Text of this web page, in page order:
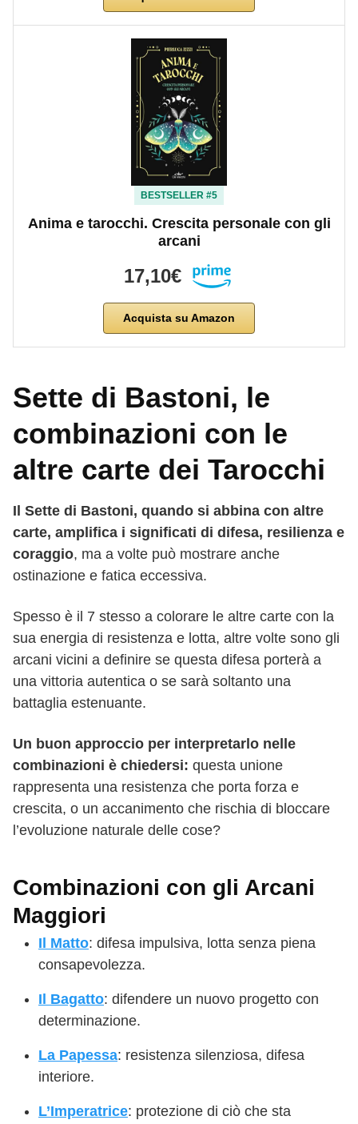
BESTSELLER #5
Anima e tarocchi. Crescita personale con gli
arcani
17,10€
Acquista su Amazon
Sette di Bastoni, le
combinazioni con le
altre carte dei Tarocchi
Il Sette di Bastoni, quando si abbina con altre
carte, amplifica i significati di difesa, resilienza e
coraggio, ma a volte può mostrare anche
ostinazione e fatica eccessiva.
Spesso è il 7 stesso a colorare le altre carte con la
sua energia di resistenza e lotta, altre volte sono gli
arcani vicini a definire se questa difesa porterà a
una vittoria autentica o se sarà soltanto una
battaglia estenuante.
Un buon approccio per interpretarlo nelle
combinazioni è chiedersi: questa unione
rappresenta una resistenza che porta forza e
crescita, o un accanimento che rischia di bloccare
l’evoluzione naturale delle cose?
Combinazioni con gli Arcani
Maggiori
Il Matto: difesa impulsiva, lotta senza piena
consapevolezza.
Il Bagatto: difendere un nuovo progetto con
determinazione.
La Papessa: resistenza silenziosa, difesa
interiore.
L’Imperatrice: protezione di ciò che sta